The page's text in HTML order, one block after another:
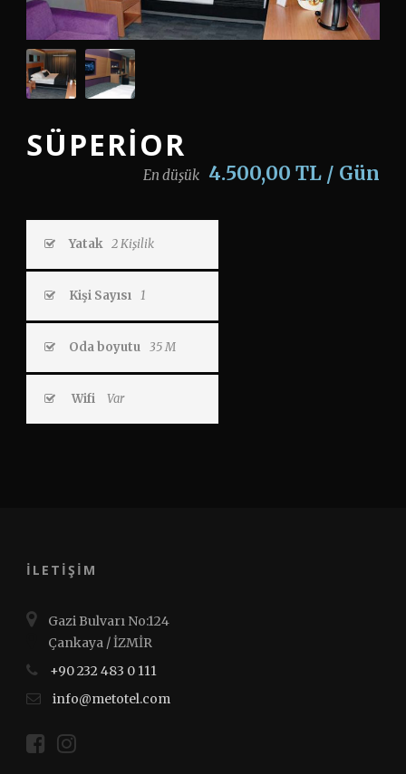
SÜPERIOR
En düşük 4.500,00 TL / Gün
Yatak 2 Kişilik
Kişi Sayısı 1
Oda boyutu 35 M
Wifi Var
İLETİŞİM
Gazi Bulvarı No:124
Çankaya / İZMİR
+90 232 483 0 111
info@metotel.com